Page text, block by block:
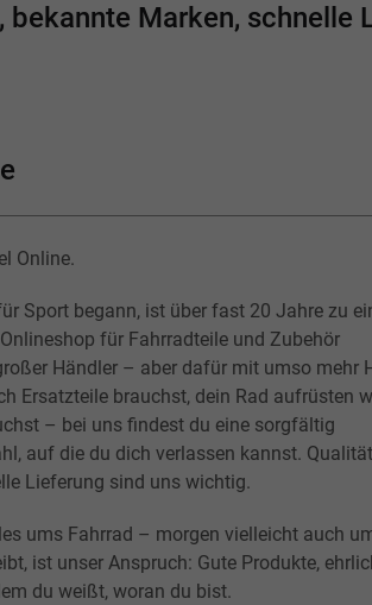
bekannte Marken,
Online.
Sport begann, ist über fast 20 Jahre zu
für Fahrradteile und Zubehör
Händler – aber dafür mit umso mehr
Ersatzteile brauchst, dein Rad aufrüsten
– bei uns findest du eine sorgfältig
auf die du dich verlassen kannst.
Lieferung sind uns wichtig.
ums Fahrrad – morgen vielleicht auch
ist unser Anspruch: Gute Produkte,
du weißt, woran du bist.